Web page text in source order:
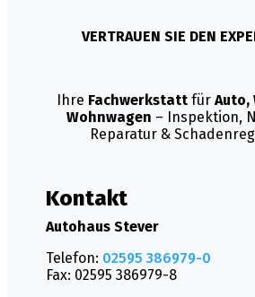
VERTRAUEN SIE DEN
Ihre Fachwerkstatt für Auto,
Wohnwagen – Inspektion,
Reparatur &
Kontakt
Autohaus Stever
Telefon: 02595 386979-0
Fax: 02595 386979-8